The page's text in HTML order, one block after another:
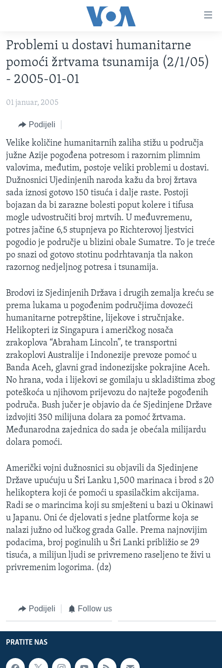
glavni
sadržaj
Pređi
glavnu
navigaciju
pretragu
VIDEO
VIJESTI
SJEDINJENE AMERIČKE DRŽAVE
BOSNA I HERCEGOVINA
SVIJET
NAUKA I TEHNOLOGIJA
SPECIJALNI PROJEKTI
KORUPCIJA
SLOBODA MEDIJA
ŽENSKA STRANA
IZBJEGLIČKA STRANA
MAGAZIN
O GLASU AMERIKE
PRATITE NAS
Jezici
Problemi u dostavi humanitarne
pomoći žrtvama tsunamija (2/1/05)
- 2005-01-01
01 januar, 2005
Podijeli
Velike količine humanitarnih zaliha stižu u područja
južne Azije pogođena potresom i razornim plimnim
valovima, međutim, postoje veliki problemi u dostavi.
Dužnosnici Ujedinjenih naroda kažu da broj žrtava
sada iznosi gotovo 150 tisuća i dalje raste. Postoji
bojazan da bi zarazne bolesti poput kolere i tifusa
mogle udvostručiti broj mrtvih. U međuvremenu,
potres jačine 6,5 stupnjeva po Richterovoj ljestvici
pogodio je područje u blizini obale Sumatre. To je treće
po snazi od gotovo stotinu podrhtavanja tla nakon
razornog nedjeljnog potresa i tsunamija.
Brodovi iz Sjedinjenih Država i drugih zemalja kreću se
prema lukama u pogođenim područjima dovozeći
humanitarne potrepštine, lijekove i stručnjake.
Helikopteri iz Singapura i američkog nosača
zrakoplova “Abraham Lincoln”, te transportni
zrakoplovi Australije i Indonezije prevoze pomoć u
Banda Aceh, glavni grad indonezijske pokrajine Aceh.
No hrana, voda i lijekovi se gomilaju u skladištima zbog
poteškoća u njihovom prijevozu do najteže pogođenih
područa. Bush jučer je objavio da će Sjedinjene Države
izdvojiti 350 milijuna dolara za pomoć žrtvama.
Međunarodna zajednica do sada je obećala milijardu
dolara pomoći.
Američki vojni dužnosnici su objavili da Sjedinjene
Države upućuju u Šri Lanku 1,500 marinaca i brod s 20
helikoptera koji će pomoći u spasilačkim akcijama.
Radi se o marincima koji su smješteni u bazi u Okinawi
u Japanu. Oni će djelovati s jedne platforme koja se
nalazi južno od lučkog grada Galle. Prema najnovijim
podacima, broj poginulih u Šri Lanki približio se 29
tisuća, a milijun ljudi se privremeno raseljeno te živi u
privremenim logorima. (dz)
Podijeli Follow us
PRATITE NAS